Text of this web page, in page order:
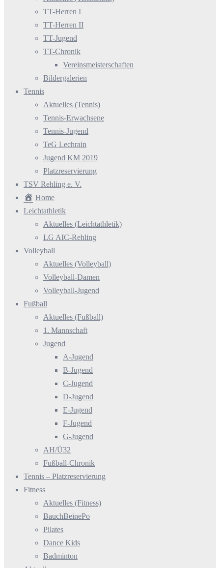
TT-Herren I
TT-Herren II
TT-Jugend
TT-Chronik
Vereinsmeisterschaften
Bildergalerien
Tennis
Aktuelles (Tennis)
Tennis-Erwachsene
Tennis-Jugend
TeG Lechrain
Jugend KM 2019
Platzreservierung
TSV Rehling e. V.
Home
Leichtathletik
Aktuelles (Leichtathletik)
LG AIC-Rehling
Volleyball
Aktuelles (Volleyball)
Volleyball-Damen
Volleyball-Jugend
Fußball
Aktuelles (Fußball)
1. Mannschaft
Jugend
A-Jugend
B-Jugend
C-Jugend
D-Jugend
E-Jugend
F-Jugend
G-Jugend
AH/Ü32
Fußball-Chronik
Tennis – Platzreservierung
Fitness
Aktuelles (Fitness)
BauchBeinePo
Pilates
Dance Kids
Badminton